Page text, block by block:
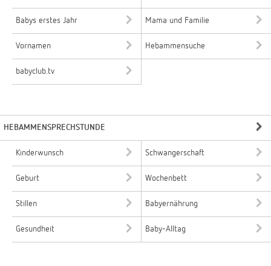
Babys erstes Jahr Mama und Familie
Vornamen Hebammensuche
babyclub.tv
HEBAMMENSPRECHSTUNDE
Kinderwunsch Schwangerschaft
Geburt Wochenbett
Stillen Babyernährung
Gesundheit Baby-Alltag